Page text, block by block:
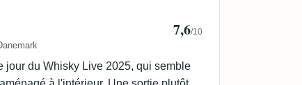
🇩🇰
7,6/10
jour du Whisky Live 2025, qui semble